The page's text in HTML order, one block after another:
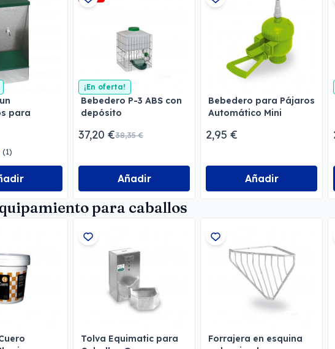
para
(1)
¡En oferta!
Bebedero P-3 ABS con
depósito
37,20 €38,35 €
Añadir
Bebedero para Pájaros
Automático Mini
2,95 €
Añadir
para caballos
Tolva Equimatic para
Forrajera en esquina